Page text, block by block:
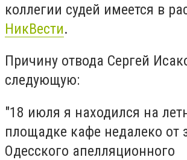
коллегии судей имеется в
НикВести.
Причину отвода Сергей
следующую:
"18 июля я находился на
площадке кафе недалеко от
Одесского апелляционного